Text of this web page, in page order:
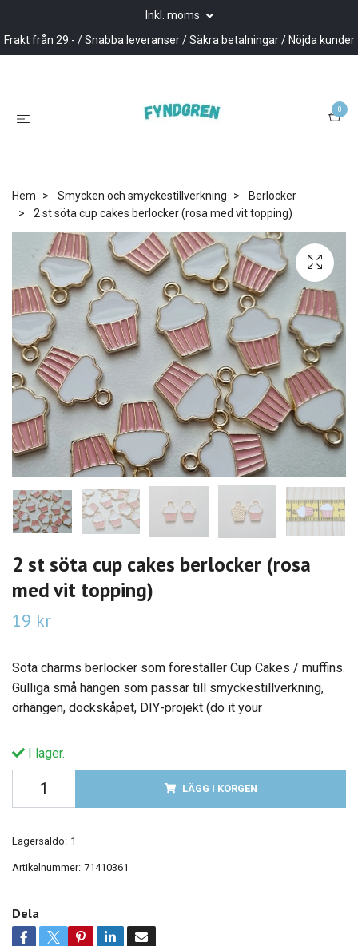
Inkl. moms
Frakt från 29:- / Snabba leveranser / Säkra betalningar / Nöjda kunder
0
Hem Smycken och smyckestillverkning
Berlocker
2 st söta cup cakes berlocker (rosa med vit topping)
2 st söta cup cakes berlocker (rosa
med vit topping)
19 kr
Söta charms berlocker som föreställer Cup Cakes / muffins.
Gulliga små hängen som passar till smyckestillverkning,
örhängen, dockskåpet, DIY-projekt (do it your
I lager.
LÄGG I KORGEN
Lagersaldo: 1
Artikelnummer: 71410361
Dela